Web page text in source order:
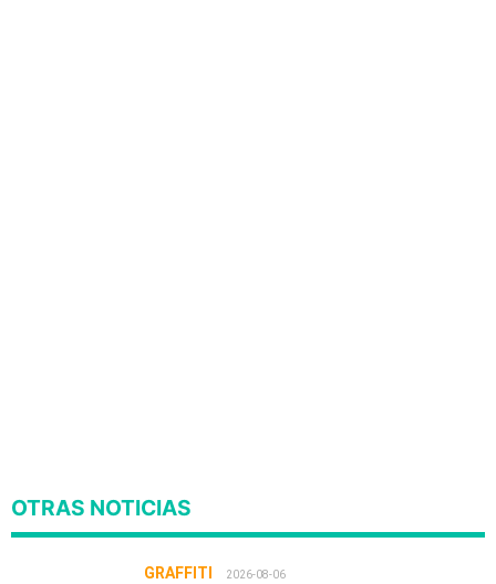
OTRAS NOTICIAS
GRAFFITI 2026-08-06